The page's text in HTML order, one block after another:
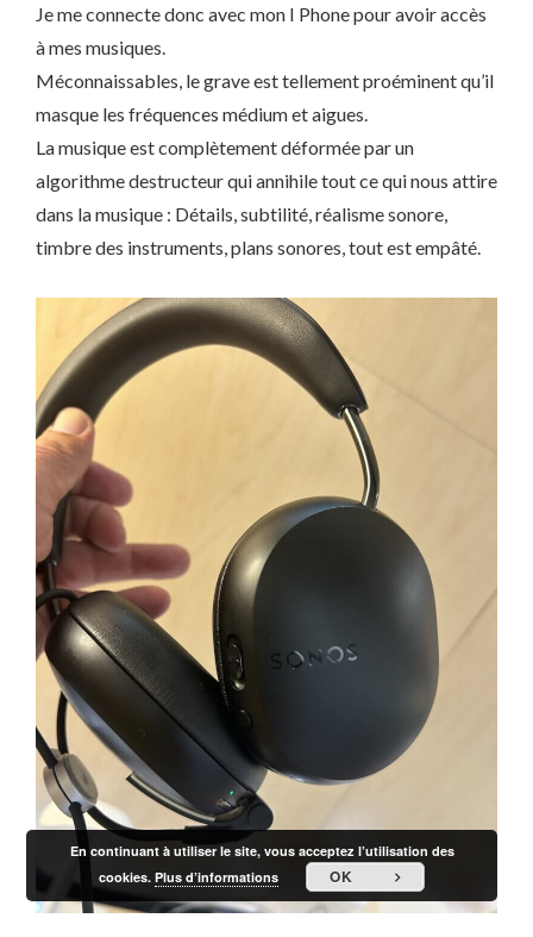
Je me connecte donc avec mon I Phone pour avoir accès
à mes musiques.
Méconnaissables, le grave est tellement proéminent qu’il
masque les fréquences médium et aigues.
La musique est complètement déformée par un
algorithme destructeur qui annihile tout ce qui nous attire
dans la musique : Détails, subtilité, réalisme sonore,
timbre des instruments, plans sonores, tout est empâté.
En continuant à utiliser le site, vous acceptez l’utilisation des
cookies.Plus d’informations OK